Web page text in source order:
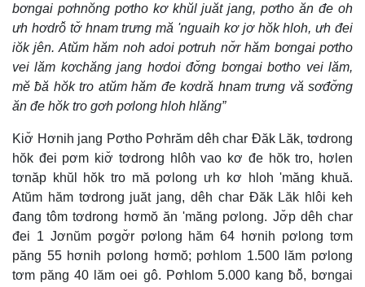
bơngai pơhnŏng pơtho kơ khŭl juăt jang, pơtho ăn đe oh
ưh hơdrô̆ tơ̆ hnam trưng mă 'nguaih kơ jơ hŏk hloh, ưh đei
iŏk jên. Atŭm hăm noh adoi pơtruh nơ̆r hăm bơngai pơtho
vei lăm kơchăng jang hơdoi đơ̆ng bơngai bơtho vei lăm,
mĕ ƀă hŏk tro atŭm hăm đe kơdră hnam trưng vă sơđơ̆ng
ăn đe hŏk tro gơh pơlong hloh hlăng”
Kiơ̆ Hơnih jang Pơtho Pơhrăm dêh char Đăk Lăk, tơdrong
hŏk đei pơm kiơ̆ tơdrong hlôh vao kơ đe hŏk tro, hơlen
tơnăp khŭl hŏk tro mă pơlong ưh kơ hloh 'măng khuă.
Atŭm hăm tơdrong juăt jang, dêh char Đăk Lăk hlôi keh
đang tôm tơdrong hơmŏ ăn 'măng pơlong. Jơ̆p dêh char
đei 1 Jơnŭm pơgơ̆r pơlong hăm 64 hơnih pơlong tơm
păng 55 hơnih pơlong hơmŏ; pơhlom 1.500 lăm pơlong
tơm păng 40 lăm oei gô. Pơhlom 5.000 kang ƀô̆, bơngai